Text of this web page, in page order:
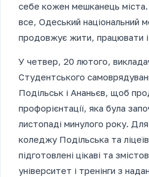
себе кожен мешканець
все, Одеський національний
продовжує жити, працювати
У четвер, 20 лютого,
Студентського
Подільськ і Ананьєв, щоб
профорієнтації, яка була
листопаді минулого року.
коледжу Подільська та
підготовлені цікаві та
університет і тренінги з